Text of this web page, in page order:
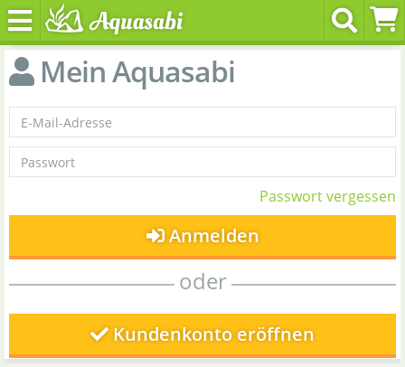
Mein Aquasabi
Passwort vergessen
Anmelden
oder
Kundenkonto eröffnen